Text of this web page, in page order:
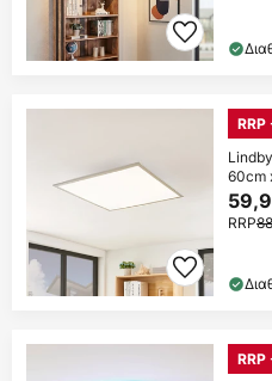
60cm
RRP